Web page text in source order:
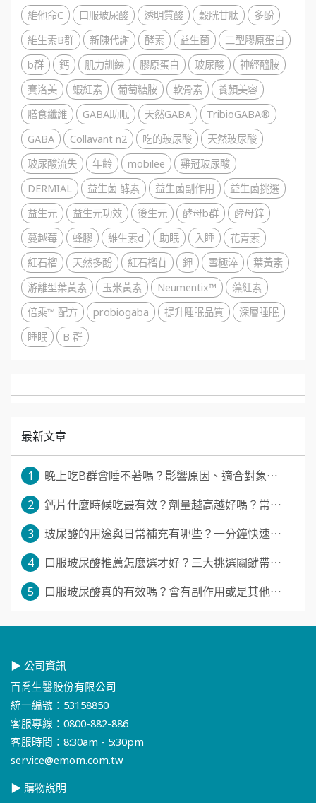
維他命C 口服玻尿酸 透明質酸 穀胱甘肽
多酚
維生素B群
新陳代謝 酵素 益生菌
二型膠原蛋白
b群
鈣 肌力訓練 膠原蛋白 玻尿酸
神經醯胺
賽洛美
蝦紅素 葡萄糖胺 軟骨素
養顏美容
膳食纖維
GABA助眠 天然GABA
TribioGABA®
GABA
Collavant n2 吃的玻尿酸
天然玻尿酸
玻尿酸流失
年齡 mobilee
雞冠玻尿酸
DERMIAL
益生菌 酵素 益生菌副作用
益生菌挑選
益生元
益生元功效 後生元 酵母b群
酵母鋅
蔓越莓
蜂膠 維生素d 助眠 入睡
花青素
紅石榴
天然多酚 紅石榴苷 鉀 雪極淬
葉黃素
游離型葉黃素
玉米黃素 Neumentix™
藻紅素
倍乘™ 配方
probiogaba 提升睡眠品質
深層睡眠
睡眠
B 群
最新文章
1
晚上吃B群會睡不著嗎？影響原因、適合對象⋯
2
鈣片什麼時候吃最有效？劑量越高越好嗎？常⋯
3
玻尿酸的用途與日常補充有哪些？一分鐘快速⋯
4
口服玻尿酸推薦怎麼選才好？三大挑選關鍵帶⋯
5
口服玻尿酸真的有效嗎？會有副作用或是其他⋯
▶ 公司資訊
百喬生醫股份有限公司
統一編號：53158850
客服專線：0800-882-886
客服時間：8:30am - 5:30pm
service@emom.com.tw
▶ 購物說明